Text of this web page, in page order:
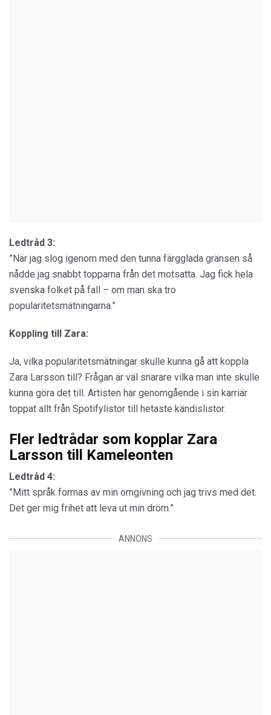
Ledtråd 3:
”När jag slog igenom med den tunna färgglada gränsen så
nådde jag snabbt topparna från det motsatta. Jag fick hela
svenska folket på fall – om man ska tro
popularitetsmätningarna.”
Koppling till Zara:
Ja, vilka popularitetsmätningar skulle kunna gå att koppla
Zara Larsson till? Frågan är väl snarare vilka man inte skulle
kunna göra det till. Artisten har genomgående i sin karriär
toppat allt från Spotifylistor till hetaste kändislistor.
Fler ledtrådar som kopplar Zara
Larsson till Kameleonten
Ledtråd 4:
”Mitt språk formas av min omgivning och jag trivs med det.
Det ger mig frihet att leva ut min dröm.”
ANNONS